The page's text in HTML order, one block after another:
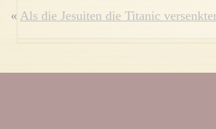
« Als die Jesuiten die Titanic